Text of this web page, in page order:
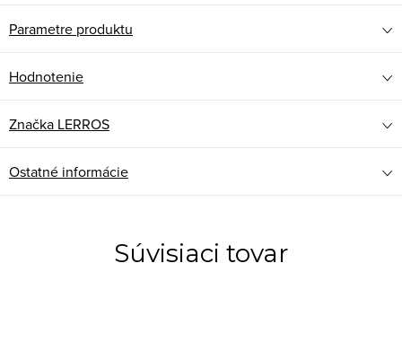
Parametre produktu
Hodnotenie
Značka LERROS
Ostatné informácie
Súvisiaci tovar